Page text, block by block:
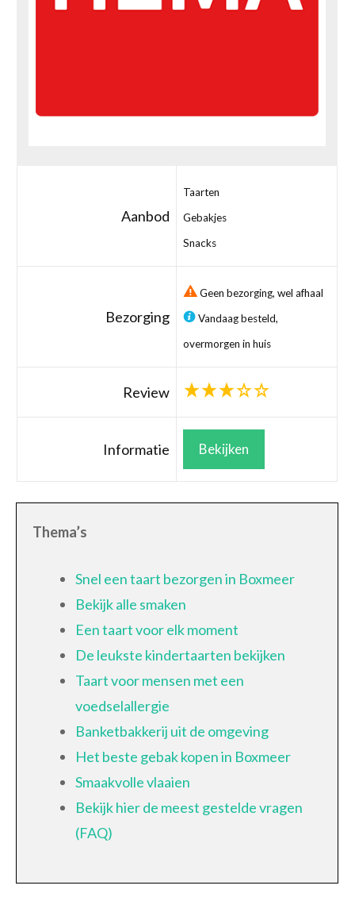
Aanbod
Taarten
Gebakjes
Snacks
Bezorging
Geen bezorging, wel afhaal
Vandaag besteld,
overmorgen in huis
Review
Informatie Bekijken
Thema’s
Snel een taart bezorgen in Boxmeer
Bekijk alle smaken
Een taart voor elk moment
De leukste kindertaarten bekijken
Taart voor mensen met een
voedselallergie
Banketbakkerij uit de omgeving
Het beste gebak kopen in Boxmeer
Smaakvolle vlaaien
Bekijk hier de meest gestelde vragen
(FAQ)